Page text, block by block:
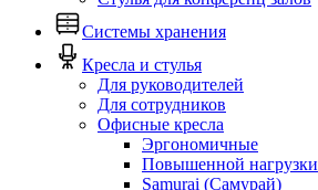
Системы хранения
Кресла и стулья
Для руководителей
Для сотрудников
Офисные кресла
Эргономичные
Повышенной нагрузки
Samurai (Самурай)